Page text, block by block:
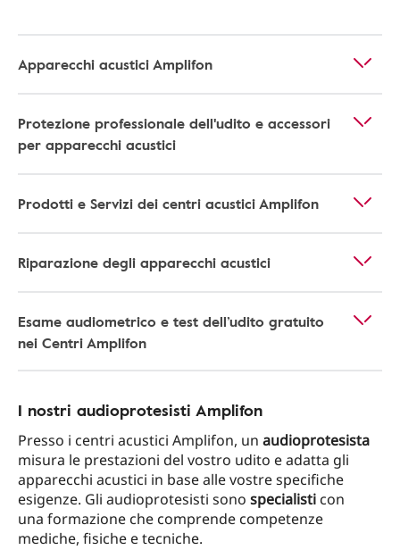
Apparecchi acustici Amplifon
Protezione professionale dell'udito e accessori
per apparecchi acustici
Prodotti e Servizi dei centri acustici Amplifon
Riparazione degli apparecchi acustici
Esame audiometrico e test dell’udito gratuito
nei Centri Amplifon
I nostri audioprotesisti Amplifon
Presso i centri acustici Amplifon, un audioprotesista
misura le prestazioni del vostro udito e adatta gli
apparecchi acustici in base alle vostre specifiche
esigenze. Gli audioprotesisti sono specialisti con
una formazione che comprende competenze
mediche, fisiche e tecniche.